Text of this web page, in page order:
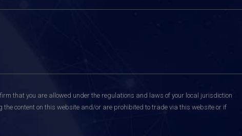
that you are allowed under the regulations and laws of your local jurisdiction
content on this website and/or are prohibited to trade via this website or if